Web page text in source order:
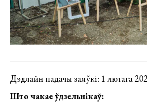
Дэдлайн падачы заяўкі: 1 лютага
Што чакае ўдзельнікаў: